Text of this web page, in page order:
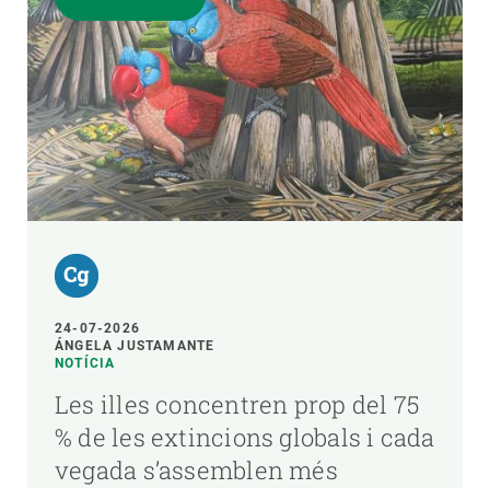
24-07-2026
ÁNGELA JUSTAMANTE
NOTÍCIA
Les illes concentren prop del 75
% de les extincions globals i cada
vegada s’assemblen més